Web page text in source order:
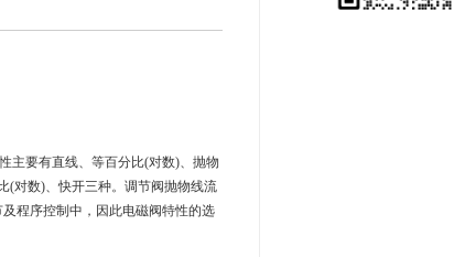
主要有直线、等百分比(对数)、抛物
(对数)、快开三种。调节阀抛物线流
程序控制中，因此电磁阀特性的选